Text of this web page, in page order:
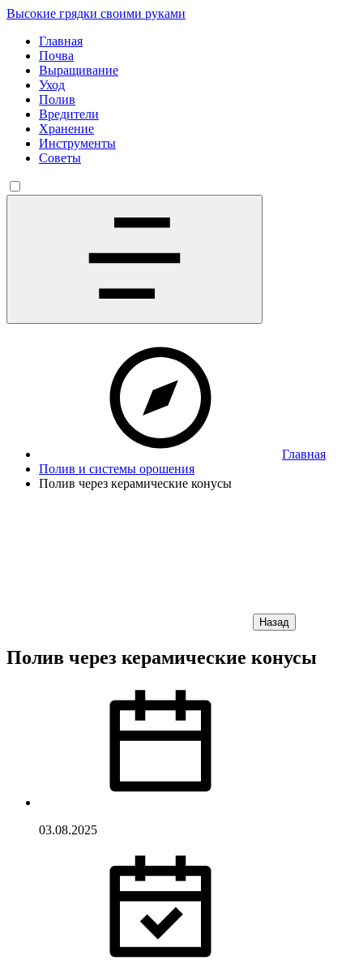
Высокие грядки своими руками
Главная
Почва
Выращивание
Уход
Полив
Вредители
Хранение
Инструменты
Советы
Главная
Полив и системы орошения
Полив через керамические конусы
Назад
Полив через керамические конусы
03.08.2025